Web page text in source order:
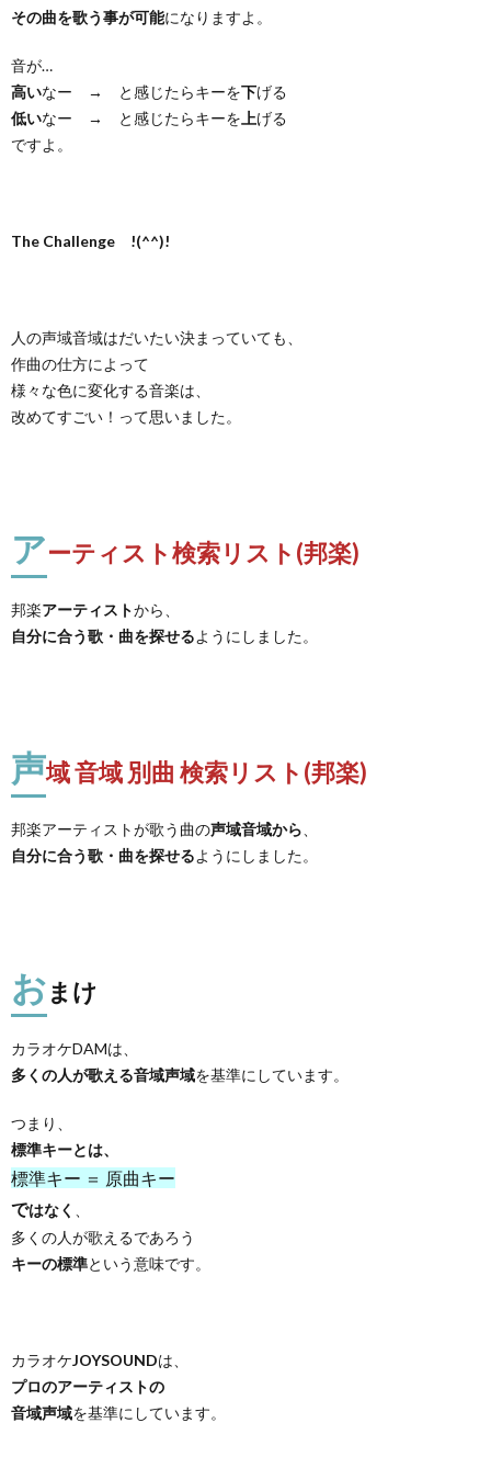
その曲を歌う事が可能になりますよ。
音が…
高いなー → と感じたらキーを下げる
低いなー → と感じたらキーを 上げる
ですよ。
The Challenge !(^^)!
人の声域音域はだいたい決まっていても、
作曲の仕方によって
様々な色に変化する音楽は、
改めてすごい！って思いました。
アーティスト検索リスト(邦楽)
邦楽アーティストから、
自分に合う歌・曲を探せるようにしました。
声域 音域 別曲 検索リスト(邦楽)
邦楽アーティストが歌う曲の声域音域から
自分に合う歌・曲を探せるようにしました。
おまけ
カラオケDAMは、
多くの人が歌える音域声域を基準にしています。
つまり、
標準キーとは、
標準キー ＝ 原曲キー
ではなく
多くの人が歌えるであろう
キーの標準という意味です。
カラオケJOYSOUNDは、
プロのアーティストの
音域声域を基準にしています。